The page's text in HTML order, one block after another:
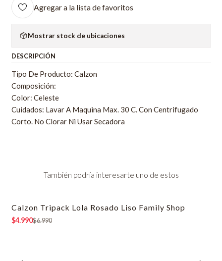
Agregar a la lista de favoritos
Mostrar stock de ubicaciones
DESCRIPCIÓN
Tipo De Producto: Calzon
Composición:
Color: Celeste
Cuidados: Lavar A Maquina Max. 30 C. Con Centrifugado
Corto. No Clorar Ni Usar Secadora
También podría interesarte uno de estos
-29% OFF
Calzon Tripack Lola Rosado Liso Family Shop
$4.990$6.990